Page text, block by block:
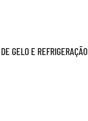
GELO E REFRIGERAÇÃO